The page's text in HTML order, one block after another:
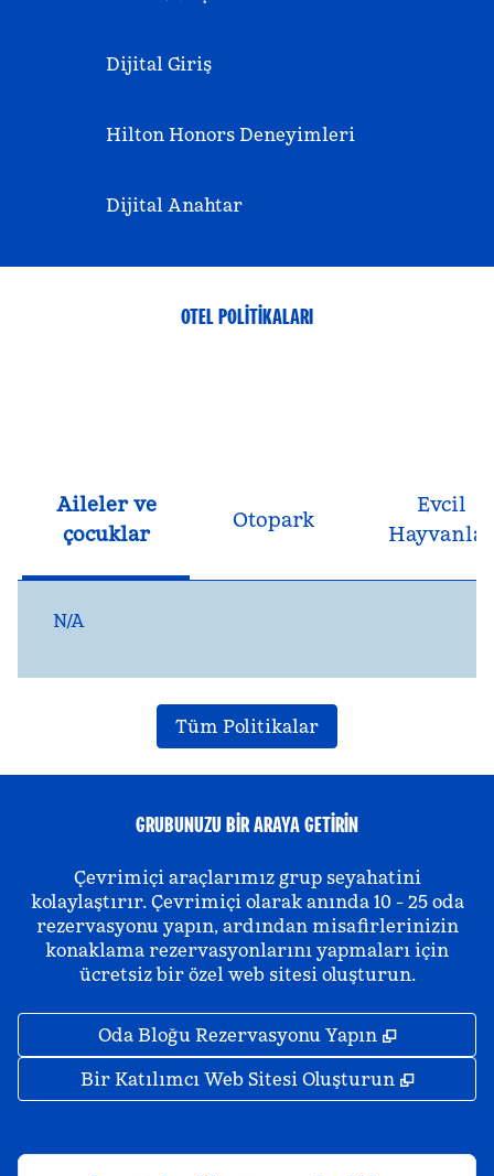
Dijital Giriş
Hilton Honors Deneyimleri
Dijital Anahtar
OTEL POLITIKALARI
Aileler ve
çocuklar
Otopark
Evcil
Hayvanlar
N/A
Tüm Politikalar
GRUBUNUZU BIR ARAYA GETIRIN
Çevrimiçi araçlarımız grup seyahatini
kolaylaştırır. Çevrimiçi olarak anında 10 - 25 oda
rezervasyonu yapın, ardından misafirlerinizin
konaklama rezervasyonlarını yapmaları için
ücretsiz bir özel web sitesi oluşturun.
Oda Bloğu Rezervasyonu Yapın ,
Bir Katılımcı Web Sitesi Oluşturun ,